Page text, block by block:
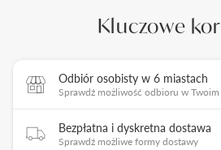
Kluczowe
Odbiór osobisty w 6 miastach
Sprawdź możliwość odbioru w
Bezpłatna i dyskretna dostawa
Sprawdź możliwe formy dostawy